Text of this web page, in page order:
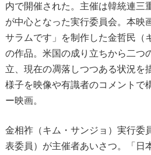
内で開催された。主催は韓統連三
が中心となった実行委員会。本映
サラムです」を制作した金哲民（
の作品。米国の成り立ちから二つ
立、現在の凋落しつつある状況を
様子を映像や有識者のコメントで
ー映画。
金相祚（キム・サンジョ）実行委
表委員）が主催者あいさつ。「日